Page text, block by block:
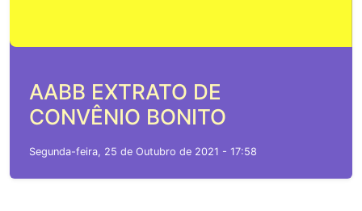
AABB EXTRATO DE
CONVÊNIO BONITO
Segunda-feira, 25 de Outubro de 2021 - 17:58